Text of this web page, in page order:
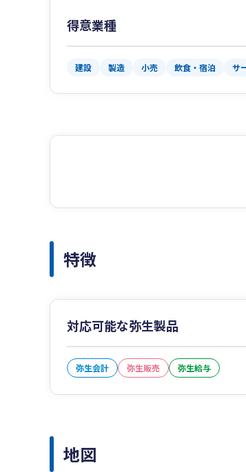
得意業種
建設 製造 小売 飲食・宿泊 サ
特徴
対応可能な弥生製品
弥生会計 弥生販売 弥生給与
地図